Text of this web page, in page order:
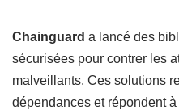
Chainguard a lancé des
sécurisées pour contrer les
malveillants. Ces solutions
dépendances et répondent